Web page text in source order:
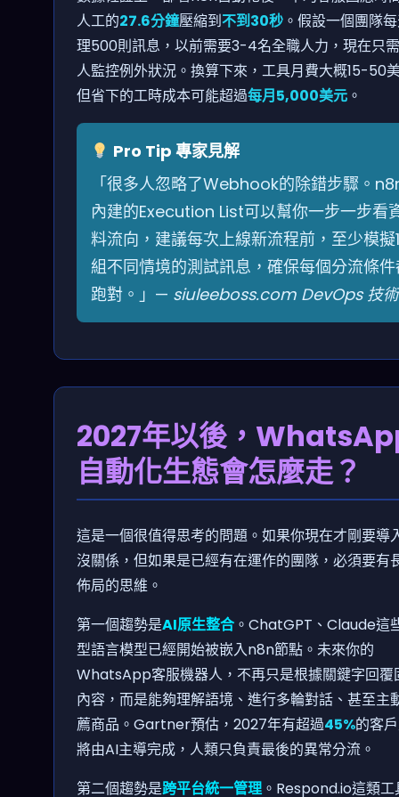
人工的27.6分鐘壓縮到不到30秒 。假設一個團隊
理500則訊息，以前需要3-4名全職人力，現在只
人監控例外狀況。換算下來，工具月費大概15-50
但省下的工時成本可能超過每月5,000美元 。
Pro Tip 專家見解
「很多人忽略了Webhook的除錯步驟。
內建的Execution List可以幫你一步一步看
料流向，建議每次上線新流程前，至少模擬
組不同情境的測試訊息，確保每個分流條
跑對。」— siuleeboss.com DevOps 技
2027年以後，
自動化生態會怎麼走？
這是一個很值得思考的問題。如果你現在才剛要導
沒關係，但如果是已經有在運作的團隊，必須要有
佈局的思維。
第一個趨勢是AI原生整合 。ChatGPT、Claude這
型語言模型已經開始被嵌入n8n節點。未來你的
WhatsApp客服機器人，不再只是根據關鍵字回覆
內容，而是能夠理解語境、進行多輪對話、甚至主
薦商品。Gartner預估，2027年有超過45%的客
將由AI主導完成，人類只負責最後的異常分流。
第二個趨勢是跨平台統一管理。Respond.io這類工